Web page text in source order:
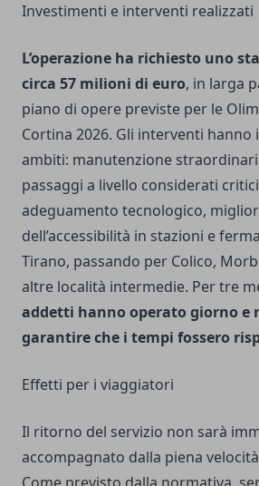
Investimenti e interventi realizzati
L’operazione ha richiesto uno
circa 57 milioni di euro, in larga
piano di opere previste per le
Cortina 2026. Gli interventi hanno
ambiti: manutenzione
passaggi a livello considerati
adeguamento tecnologico,
dell’accessibilità in stazioni e
Tirano, passando per Colico,
altre località intermedie. Per tre
addetti hanno operato giorno e
garantire che i tempi fossero
Effetti per i viaggiatori
Il ritorno del servizio non sarà
accompagnato dalla piena